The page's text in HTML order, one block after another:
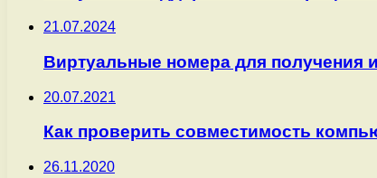
21.07.2024
Виртуальные номера для получения
20.07.2021
Как проверить совместимость
26.11.2020